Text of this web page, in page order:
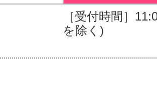
［受付時間］
を除く)